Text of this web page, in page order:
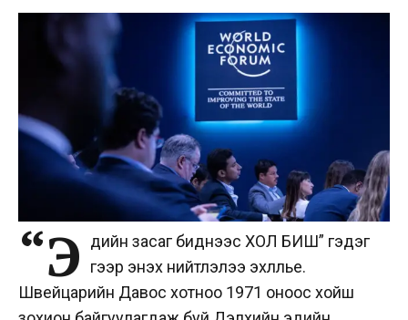
“Э
дийн засаг биднээс ХОЛ БИШ” гэдэг
үгээр энэхүү нийтлэлээ эхлүүлье.
Швейцарийн Давос хотноо 1971 оноос хойш